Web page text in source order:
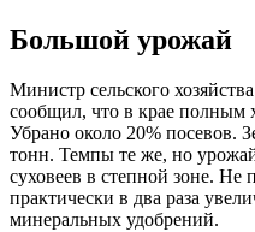
Большой урожай
Министр сельского
сообщил, что в крае полным
Убрано около 20% посевов.
тонн. Темпы те же, но
суховеев в степной зоне. Не
практически в два раза
минеральных удобрений.